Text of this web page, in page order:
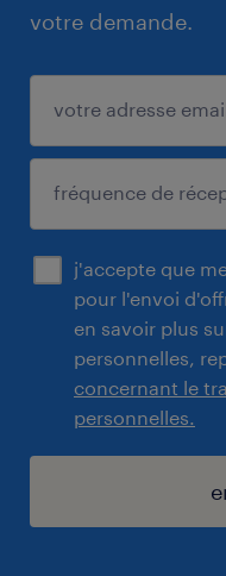
votre demande.
j'accepte que
pour l'envoi
en savoir plus
personnelles,
concernant le
personnelles.